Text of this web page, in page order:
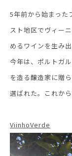
5年前から始まった
スト地区でヴィー
めるワインを生み出
今年は、ポルトガ
を造る醸造家に贈
選ばれた。これか
ViinhoVerde